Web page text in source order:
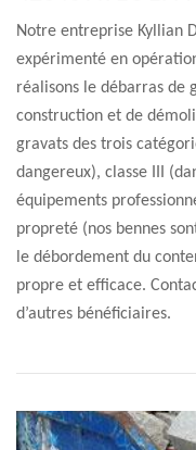
Notre entreprise Kyllian
expérimenté en
réalisons le débarras de
construction et de
gravats des trois
dangereux), classe III
équipements
propreté (nos bennes
le débordement du
propre et efficace.
d’autres bénéficiaires.